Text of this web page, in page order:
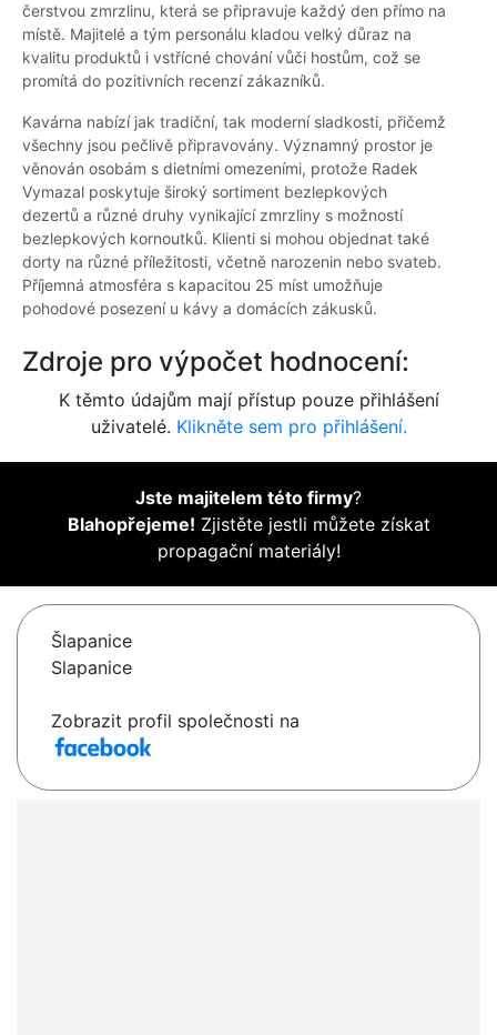
čerstvou zmrzlinu, která se připravuje každý den přímo na
místě. Majitelé a tým personálu kladou velký důraz na
kvalitu produktů i vstřícné chování vůči hostům, což se
promítá do pozitivních recenzí zákazníků.
Kavárna nabízí jak tradiční, tak moderní sladkosti, přičemž
všechny jsou pečlivě připravovány. Významný prostor je
věnován osobám s dietními omezeními, protože Radek
Vymazal poskytuje široký sortiment bezlepkových
dezertů a různé druhy vynikající zmrzliny s možností
bezlepkových kornoutků. Klienti si mohou objednat také
dorty na různé příležitosti, včetně narozenin nebo svateb.
Příjemná atmosféra s kapacitou 25 míst umožňuje
pohodové posezení u kávy a domácích zákusků.
Zdroje pro výpočet hodnocení:
K těmto údajům mají přístup pouze přihlášení
uživatelé. Klikněte sem pro přihlášení.
Jste majitelem této firmy?
Blahopřejeme! Zjistěte jestli můžete získat
propagační materiály!
Šlapanice
Slapanice
Zobrazit profil společnosti na